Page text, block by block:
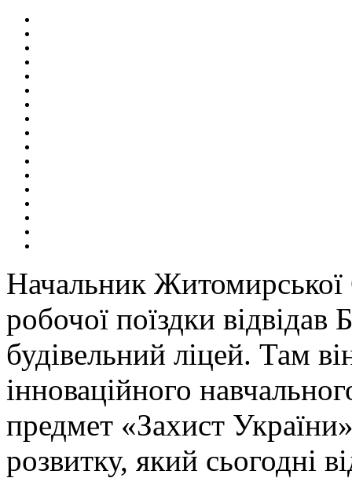
Начальник
робочої поїздки
будівельний ліцей. Там
інноваційного
предмет «Захист
розвитку, який сьогодні